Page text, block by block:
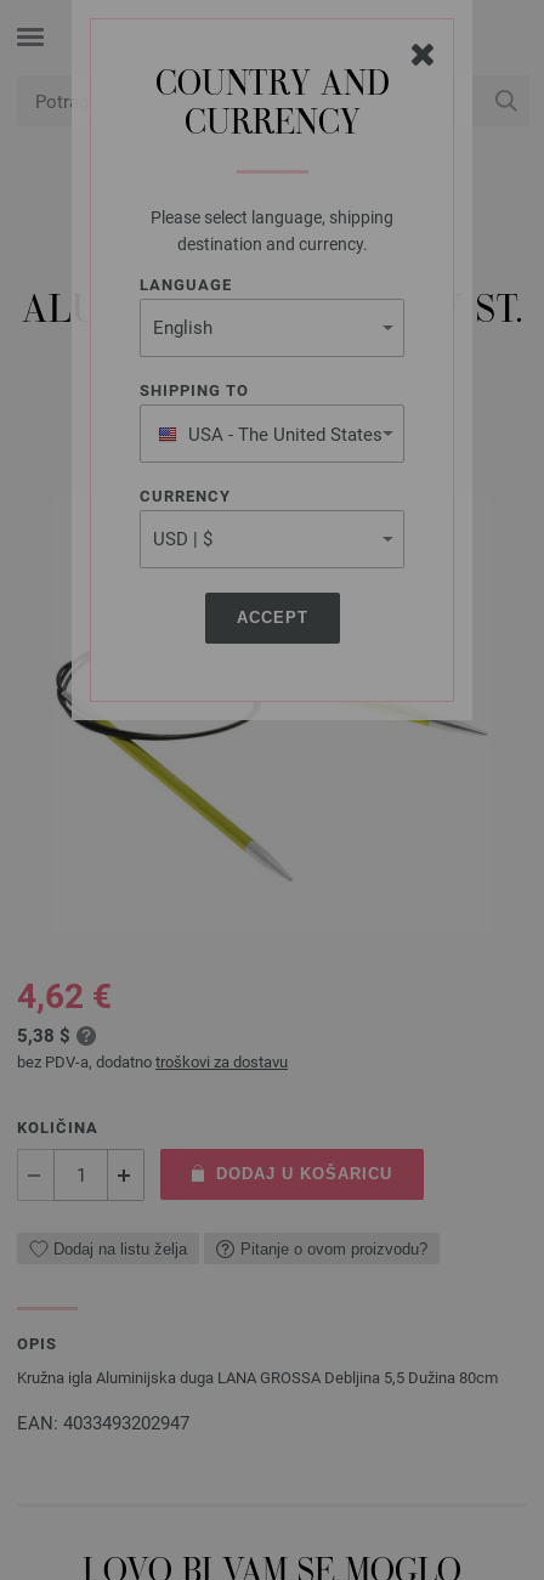
COUNTRY AND
CURRENCY
Please select language, shipping
destination and currency.
LANGUAGE
SHIPPING TO
USA - The United States
of America
CURRENCY
ACCEPT
LANA GROSSA
KRUŽNA IGLA
ALUMINIJSKA RAINBOW ST.
5,5/80CM
4,62 €
5,38 $
bez PDV-a, dodatno troškovi za dostavu
KOLIČINA
DODAJ U KOŠARICU
Dodaj na listu želja Pitanje o ovom proizvodu?
OPIS
Kružna igla Aluminijska duga LANA GROSSA Debljina 5,5 Dužina 80cm
EAN: 4033493202947